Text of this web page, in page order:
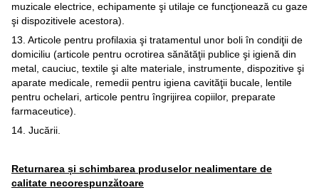
muzicale electrice, echipamente şi utilaje ce funcţionează cu gaze
şi dispozitivele acestora).
13. Articole pentru profilaxia şi tratamentul unor boli în condiţii de
domiciliu (articole pentru ocrotirea sănătăţii publice şi igienă din
metal, cauciuc, textile şi alte materiale, instrumente, dispozitive şi
aparate medicale, remedii pentru igiena cavităţii bucale, lentile
pentru ochelari, articole pentru îngrijirea copiilor, preparate
farmaceutice).
14. Jucării.
Returnarea și schimbarea produselor nealimentare de
calitate necorespunzătoare